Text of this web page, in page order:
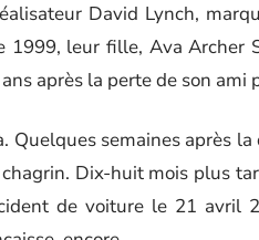
David Lynch,
1999, leur fille, Ava Archer
après la perte de son ami
Quelques semaines après
Dix-huit mois plus
de voiture le 21 avril